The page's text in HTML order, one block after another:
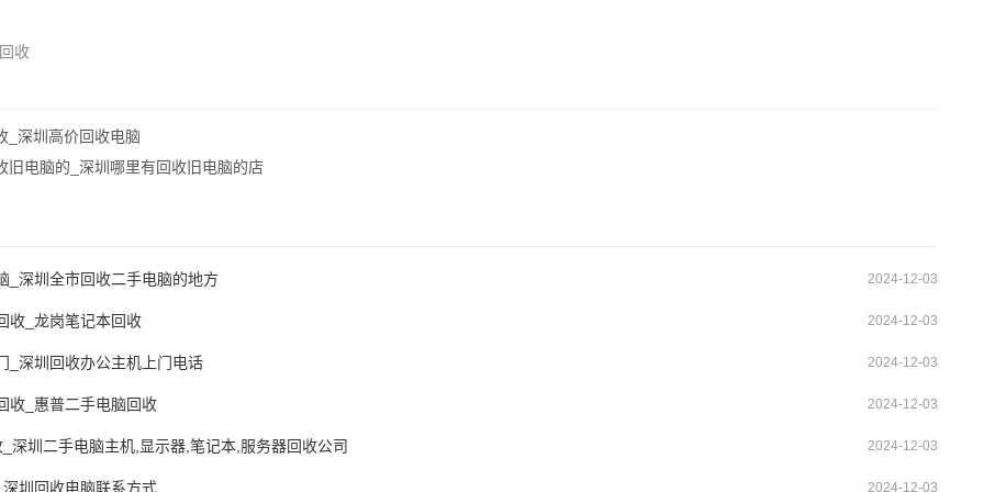
收
_深圳高价回收电脑
旧电脑的_深圳哪里有回收旧电脑的店
2024-12-03
_深圳全市回收二手电脑的地方
2024-12-03
收_龙岗笔记本回收
2024-12-03
_深圳回收办公主机上门电话
2024-12-03
收_惠普二手电脑回收
2024-12-03
深圳二手电脑主机,显示器,笔记本,服务器回收公司
2024-12-03
圳回收电脑联系方式